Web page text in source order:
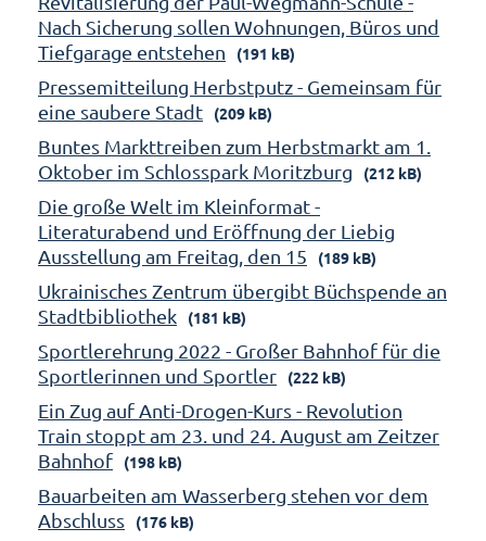
Nach Sicherung sollen Wohnungen, Büros und
Tiefgarage entstehen
(191 kB)
Pressemitteilung Herbstputz - Gemeinsam für
eine saubere Stadt
(209 kB)
Buntes Markttreiben zum Herbstmarkt am 1.
Oktober im Schlosspark Moritzburg
(212 kB)
Die große Welt im Kleinformat -
Literaturabend und Eröffnung der Liebig
Ausstellung am Freitag, den 15
(189 kB)
Ukrainisches Zentrum übergibt Büchspende an
Stadtbibliothek
(181 kB)
Sportlerehrung 2022 - Großer Bahnhof für die
Sportlerinnen und Sportler
(222 kB)
Ein Zug auf Anti-Drogen-Kurs - Revolution
Train stoppt am 23. und 24. August am Zeitzer
Bahnhof
(198 kB)
Bauarbeiten am Wasserberg stehen vor dem
Abschluss
(176 kB)